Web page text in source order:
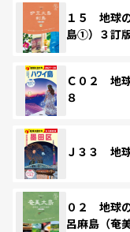
１５ 地球
島①）３訂
Ｃ０２ 地
８
Ｊ３３ 地
０２ 地球
呂麻島（奄